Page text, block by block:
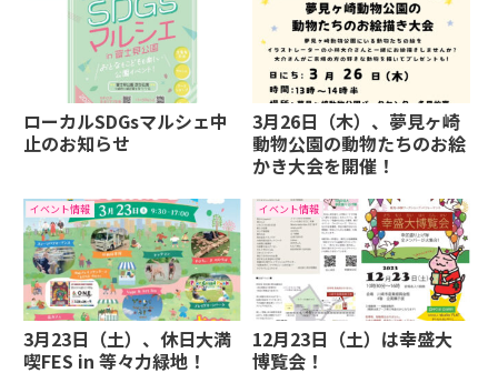
ローカルSDGsマルシェ中
止のお知らせ
3月26日（木）、夢見ヶ崎
動物公園の動物たちのお絵
かき大会を開催！
イベント情報
3月23日（土）、休日大満
喫FES in 等々力緑地！
イベント情報
12月23日（土）は幸盛大
博覧会！